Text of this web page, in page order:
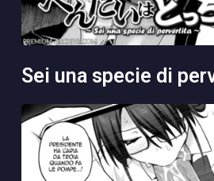
sei una specie di